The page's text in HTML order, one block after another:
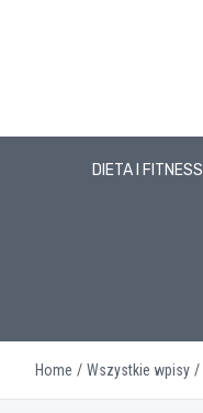
DIETA I FITNESS
Home Wszystkie wpisy